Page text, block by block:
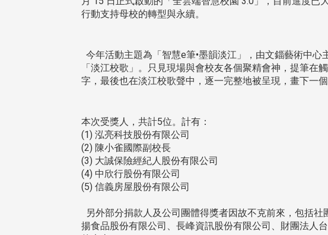
行動支持母校的轉型與永續。
今年活動主題為「智慧e筆•墨韻淡江」，由文錙藝術中
「淡江校歌」。只見現場與會校友各個聚精會神，提筆
字，最後也在淡江校歌聲中，逐一完整地被呈現，畫下一個
本次受獎人，共計5位。計有：
(1) 泓亮科技股份有限公司
(2) 陳小雀國際副校長
(3) 大誠保險經紀人股份有限公司
(4) 中欣行股份有限公司
(5) 信義房屋股份有限公司
另外部分捐款人及公司團體得獎者因故不克前來，包括
揚食品股份有限公司、長峰資訊股份有限公司、財團法人